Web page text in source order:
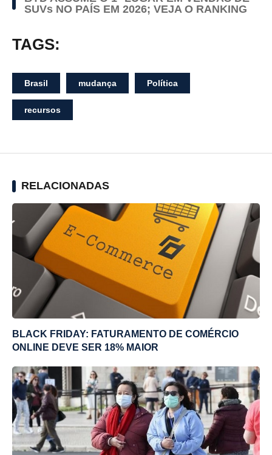
SUVs NO PAÍS EM 2026; VEJA O RANKING
TAGS:
Brasil mudança Política
recursos
RELACIONADAS
BLACK FRIDAY: FATURAMENTO DE COMÉRCIO
ONLINE DEVE SER 18% MAIOR